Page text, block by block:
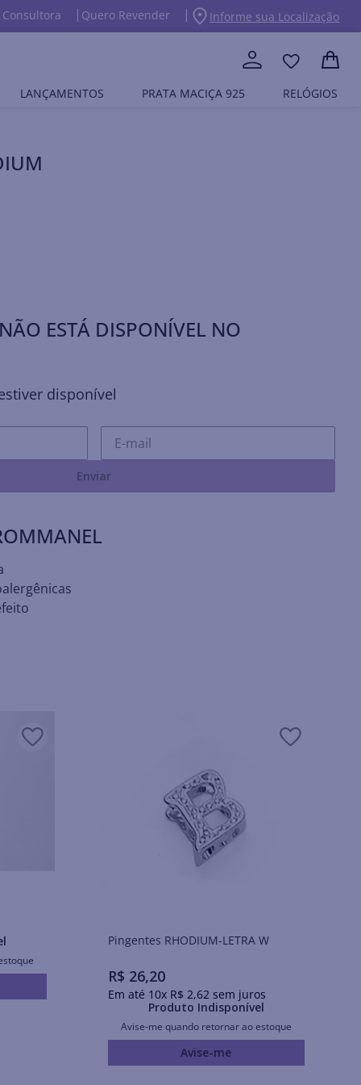
Consultora Quero Revender Informe sua Localização
LANÇAMENTOS PRATA MACIÇA 925 RELÓGIOS
ESTÁ DISPONÍVEL NO
disponível
Enviar
Pingentes RHODIUM-LETRA W
R$ 26,20
Em até 10x R$ 2,62 sem juros
Produto Indisponível
Avise-me quando retornar ao estoque
Avise-me